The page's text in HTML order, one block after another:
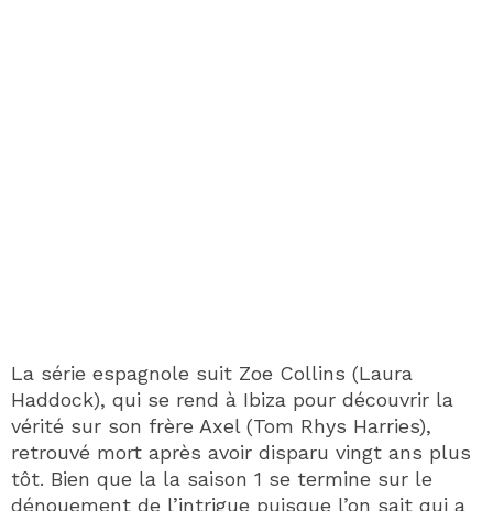
La série espagnole suit Zoe Collins (Laura
Haddock), qui se rend à Ibiza pour découvrir la
vérité sur son frère Axel (Tom Rhys Harries),
retrouvé mort après avoir disparu vingt ans plus
tôt. Bien que la la saison 1 se termine sur le
dénouement de l’intrigue puisque l’on sait qui a